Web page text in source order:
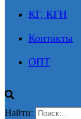
КГ, КГН
Контакты
ОПТ
Найти: